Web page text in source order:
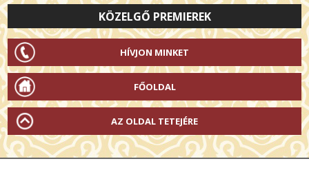
KÖZELGŐ PREMIEREK
HÍVJON MINKET
FŐOLDAL
AZ OLDAL TETEJÉRE